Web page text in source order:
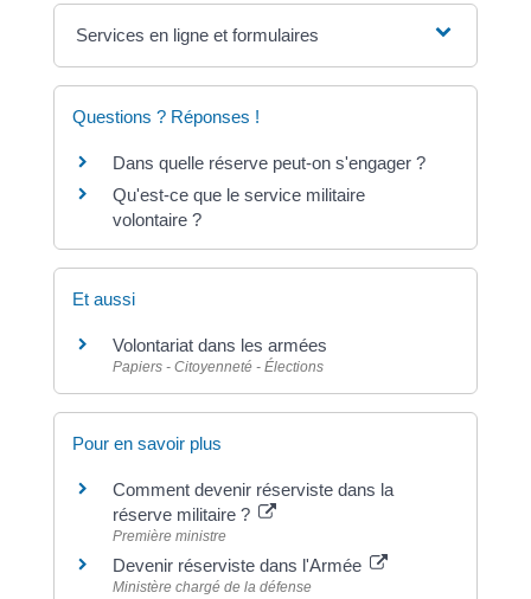
Services en ligne et formulaires
Questions ? Réponses !
Dans quelle réserve peut-on s'engager ?
Qu'est-ce que le service militaire
volontaire ?
Et aussi
Volontariat dans les armées
Papiers - Citoyenneté - Élections
Pour en savoir plus
Comment devenir réserviste dans la
réserve militaire ?
Première ministre
Devenir réserviste dans l'Armée
Ministère chargé de la défense